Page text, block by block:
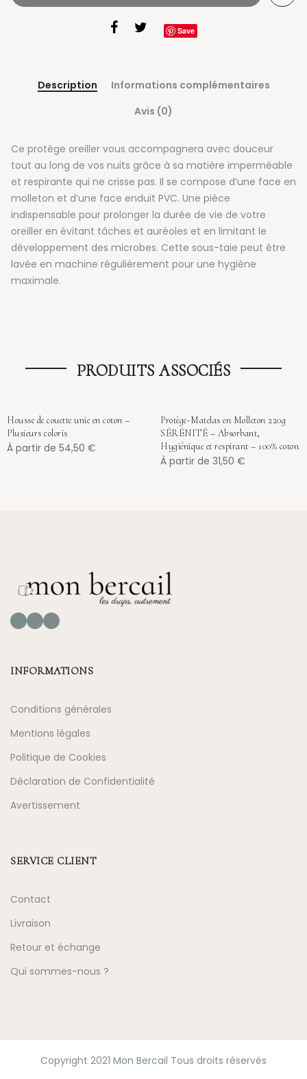
Save
Description
Informations complémentaires
Avis (0)
Ce protège oreiller vous accompagnera avec douceur
tout au long de vos nuits grâce à sa matière imperméable
et respirante qui ne crisse pas. Il se compose d’une face en
molleton et d’une face enduit PVC. Une pièce
indispensable pour prolonger la durée de vie de votre
oreiller en évitant tâches et auréoles et en limitant le
développement des microbes. Cette sous-taie peut être
lavée en machine régulièrement pour une hygiène
maximale.
PRODUITS ASSOCIÉS
Housse de couette unie en coton –
Plusieurs coloris
À partir de 54,50 €
Protège-Matelas en Molleton 220g
SÉRÉNITÉ – Absorbant,
Hygiénique et respirant – 100% coton
À partir de 31,50 €
Instagram
Pinterest
Facebook
INFORMATIONS
Conditions générales
Mentions légales
Politique de Cookies
Déclaration de Confidentialité
Avertissement
SERVICE CLIENT
Contact
Livraison
Retour et échange
Qui sommes-nous ?
Copyright 2021 Mon Bercail Tous droits réservés